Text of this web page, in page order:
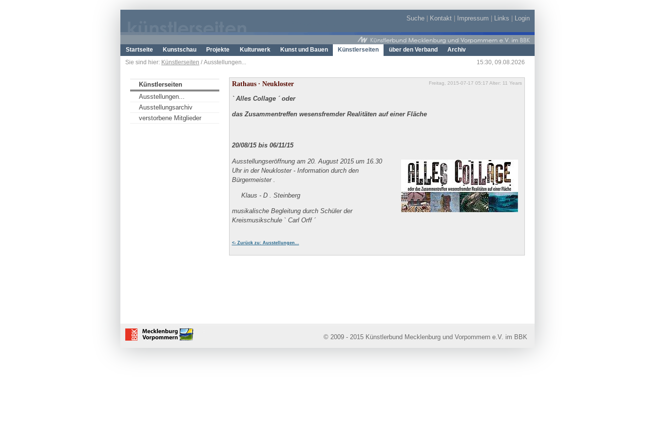
Suche Kontakt Impressum Links Login
Startseite Kunstschau Projekte Kulturwerk Kunst und Bauen Künstlerseiten über den Verband
Archiv
Sie sind hier: Künstlerseiten / Ausstellungen... 15:30, 09.08.2026
Künstlerseiten
Ausstellungen...
Ausstellungsarchiv
verstorbene Mitglieder
Freitag, 2015-07-17 05:17 Alter: 11 Years
Rathaus ∙ Neukloster
` Alles Collage ´ oder
das Zusammentreffen wesensfremder Realitäten auf einer Fläche
20/08/15 bis 06/11/15
Ausstellungseröffnung am 20. August 2015 um 16.30
Uhr in der Neukloster - Information durch den
Bürgermeister .
Klaus - D . Steinberg
musikalische Begleitung durch Schüler der
Kreismusikschule ` Carl Orff ´
<- Zurück zu: Ausstellungen...
© 2009 - 2015 Künstlerbund Mecklenburg und Vorpommern e.V. im BBK